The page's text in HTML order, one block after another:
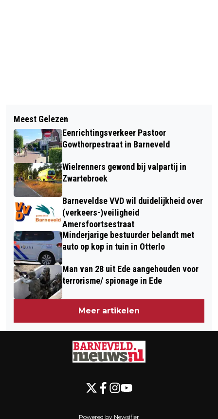
BESTUURDER AANGEHOUDEN NA
EENZIJDIG ONGEVAL IN LUNTEREN
WEERBAARHEID BEDRIJVEN LAAG,
MINISTERIE VAN EZK START DENK
VOORUIT CAMPAGNE
Meest Gelezen
Eenrichtingsverkeer Pastoor
Gowthorpestraat in Barneveld
Wielrenners gewond bij valpartij in
Zwartebroek
Barneveldse VVD wil duidelijkheid over
(verkeers-)veiligheid
Amersfoortsestraat
Minderjarige bestuurder belandt met
auto op kop in tuin in Otterlo
Man van 28 uit Ede aangehouden voor
terrorisme/ spionage in Ede
Meer artikelen
Powered by Newsifier